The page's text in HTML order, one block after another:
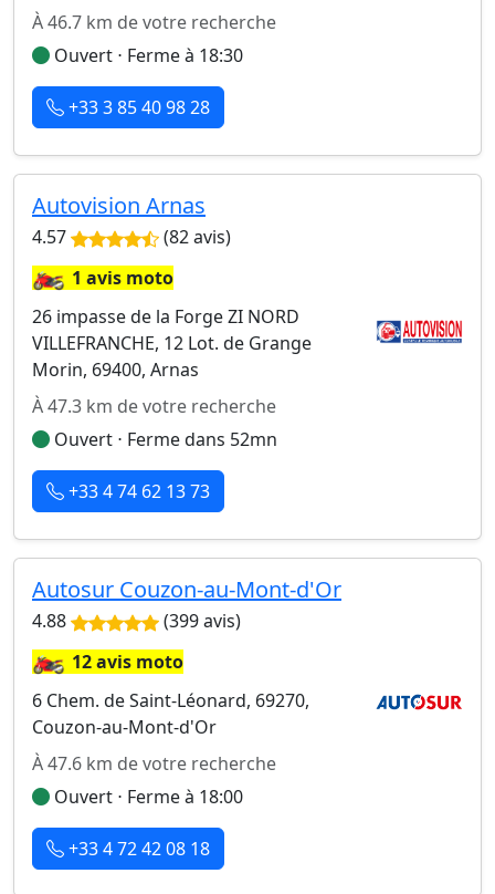
À 46.7 km de votre recherche
Ouvert ⋅ Ferme à 18:30
+33 3 85 40 98 28
Autovision Arnas
4.57 (82 avis)
🏍️1 avis moto
26 impasse de la Forge ZI NORD
VILLEFRANCHE, 12 Lot. de Grange
Morin, 69400, Arnas
À 47.3 km de votre recherche
Ouvert ⋅ Ferme dans 52mn
+33 4 74 62 13 73
Autosur Couzon-au-Mont-d'Or
4.88 (399 avis)
🏍️12 avis moto
6 Chem. de Saint-Léonard, 69270,
Couzon-au-Mont-d'Or
À 47.6 km de votre recherche
Ouvert ⋅ Ferme à 18:00
+33 4 72 42 08 18